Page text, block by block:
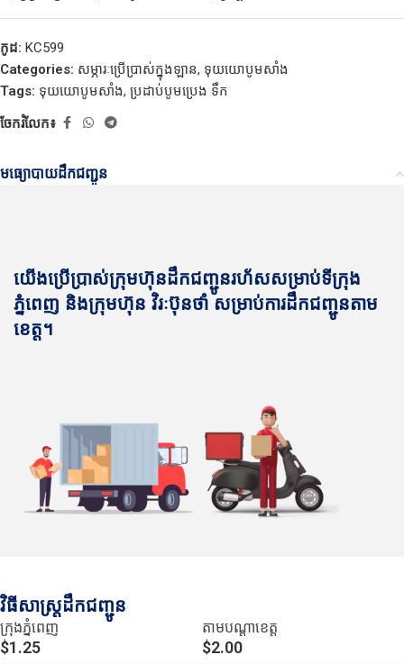
កូដ: KC599
Categories: សម្ភារៈប្រើប្រាស់ក្នុងឡាន, ទុយយោបូមសាំង
Tags: ទុយយោបូមសាំង, ប្រដាប់បូមប្រេង ទឹក
ចែករំលែក៖
មធ្យោបាយដឹកជញ្ជូន
យើងប្រើប្រាស់ក្រុមហ៊ុនដឹកជញ្ជូនរហ័សសម្រាប់ទីក្រុង
ភ្នំពេញ និងក្រុមហ៊ុន វិរៈប៊ុនថាំ សម្រាប់ការដឹកជញ្ជូនតាម
ខេត្ត។
វិធីសាស្រ្តដឹកជញ្ជូន
ក្រុងភ្នំពេញ
$1.25
តាមបណ្ដាខេត្ត
$2.00